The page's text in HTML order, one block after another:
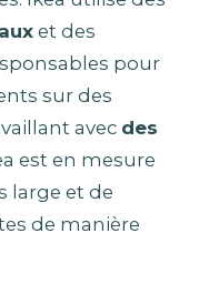
et des
pour
sur des
avec des
est en mesure
large et de
de manière